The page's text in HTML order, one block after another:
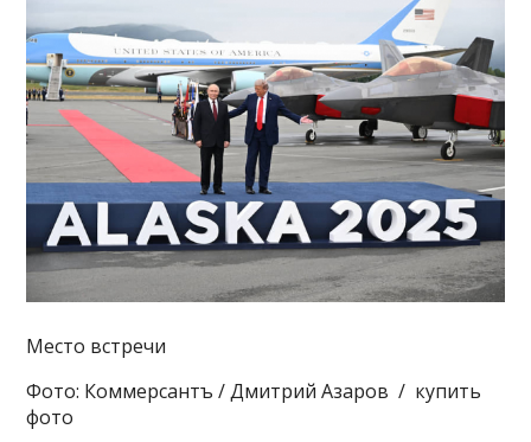
Место встречи
Фото: Коммерсантъ / Дмитрий Азаров / купить
фото